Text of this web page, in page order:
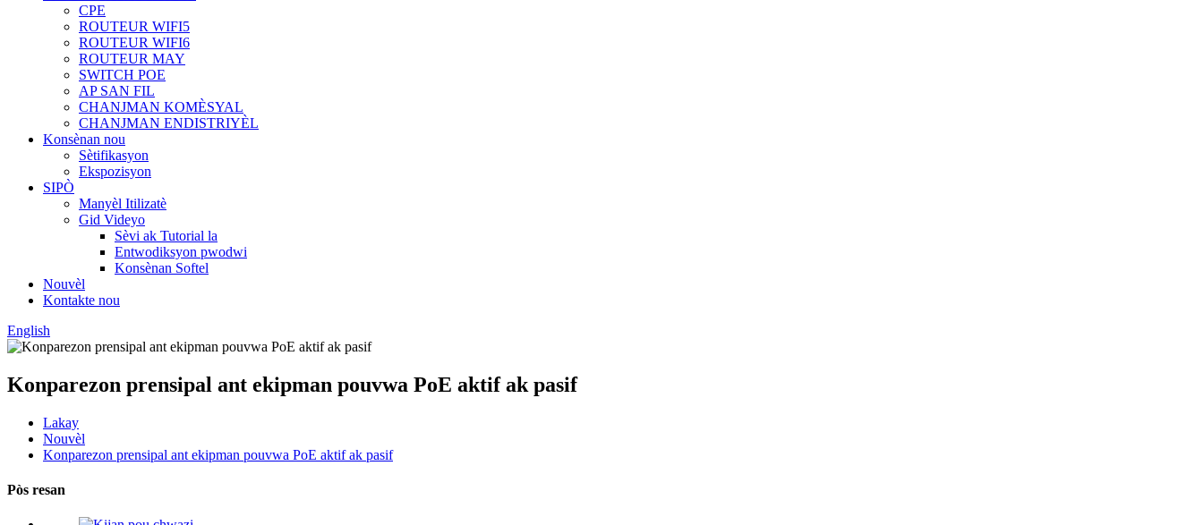
CPE
ROUTEUR WIFI5
ROUTEUR WIFI6
ROUTEUR MAY
SWITCH POE
AP SAN FIL
CHANJMAN KOMÈSYAL
CHANJMAN ENDISTRIYÈL
Konsènan nou
Sètifikasyon
Ekspozisyon
SIPÒ
Manyèl Itilizatè
Gid Videyo
Sèvi ak Tutorial la
Entwodiksyon pwodwi
Konsènan Softel
Nouvèl
Kontakte nou
English
Konparezon prensipal ant ekipman pouvwa PoE aktif ak pasif
Lakay
Nouvèl
Konparezon prensipal ant ekipman pouvwa PoE aktif ak pasif
Pòs resan